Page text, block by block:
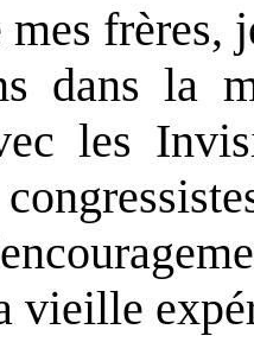
frères,
dans la
les
vieille